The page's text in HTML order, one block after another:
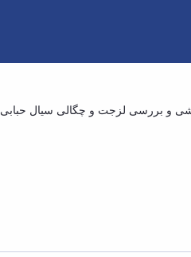
خنافری پورذ با
و بررسی لزجت و چگالی سیال حبابی